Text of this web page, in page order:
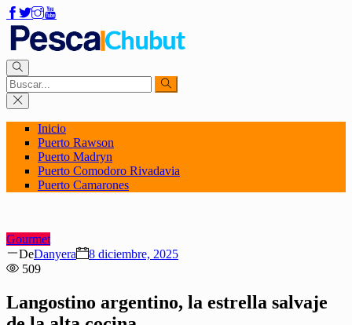
Inicio
Puerto Rawson
Puerto Madryn
Puerto Comodoro Rivadavia
Puerto Camarones
Gourmet
DeAuthor
Danyera
Posted
8 diciembre, 2025
509
Langostino argentino, la estrella salvaje